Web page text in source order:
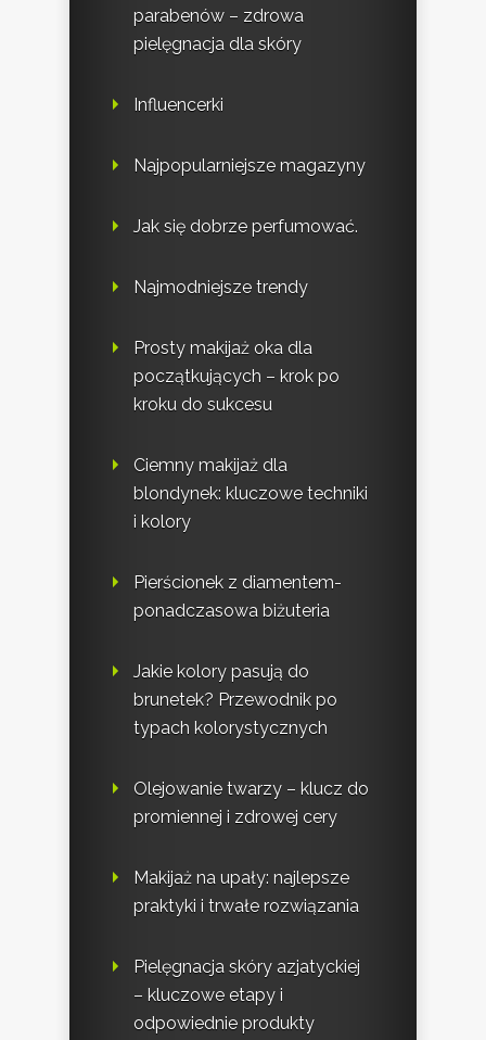
parabenów – zdrowa
pielęgnacja dla skóry
Influencerki
Najpopularniejsze magazyny
Jak się dobrze perfumować.
Najmodniejsze trendy
Prosty makijaż oka dla
początkujących – krok po
kroku do sukcesu
Ciemny makijaż dla
blondynek: kluczowe techniki
i kolory
Pierścionek z diamentem-
ponadczasowa biżuteria
Jakie kolory pasują do
brunetek? Przewodnik po
typach kolorystycznych
Olejowanie twarzy – klucz do
promiennej i zdrowej cery
Makijaż na upały: najlepsze
praktyki i trwałe rozwiązania
Pielęgnacja skóry azjatyckiej
– kluczowe etapy i
odpowiednie produkty